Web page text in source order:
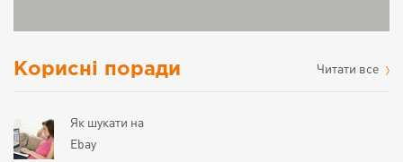
Корисні поради Читати все
Як шукати на
Ebay